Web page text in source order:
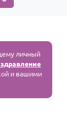
личный
и вашими